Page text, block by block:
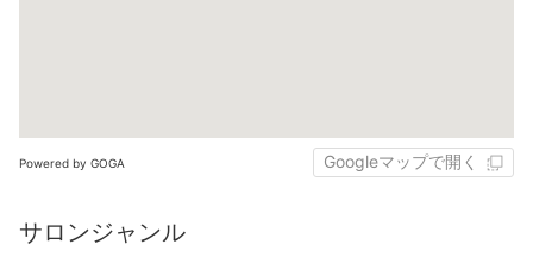
Powered by GOGA Googleマップで開く
サロンジャンル